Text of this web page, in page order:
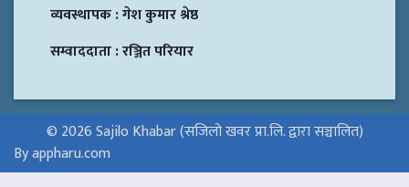
व्यवस्थापक :गेश कुमार श्रेष्ठ
सम्वाददाता :रञ्जित परियार
© 2026 Sajilo Khabar (सजिलो खवर प्रा.लि. द्वारा सञ्चालित)
By appharu.com